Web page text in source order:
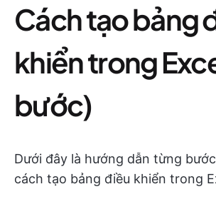
Cách tạo bảng
khiển trong
bước)
Dưới đây là hướng dẫn từng
cách tạo bảng điều khiển trong